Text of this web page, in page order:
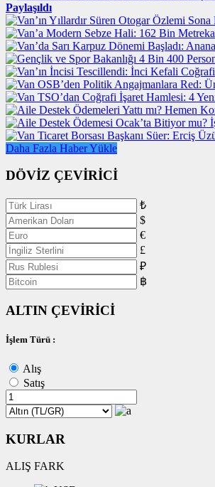
Paylaşıldı
Daha Fazla Haber Yükle
DÖVİZ ÇEVİRİCİ
₺
$
€
£
₽
฿
ALTIN ÇEVİRİCİ
İşlem Türü :
Alış
Satış
KURLAR
ALIŞ FARK